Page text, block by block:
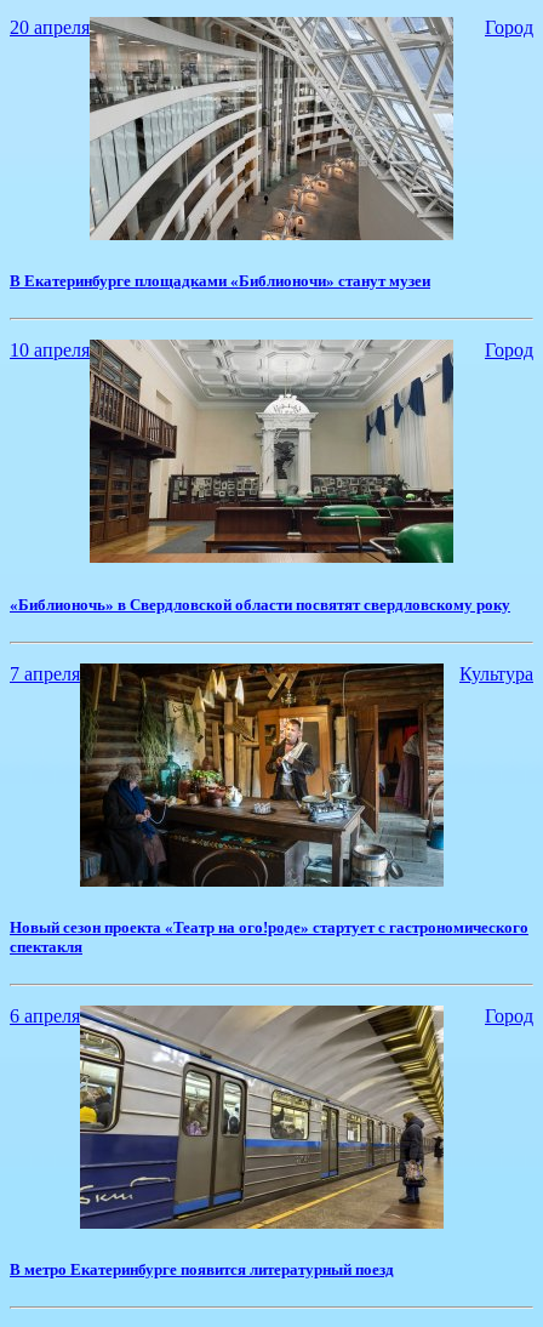
20 апреля Город
​В Екатеринбурге площадками «Библионочи» станут музеи
10 апреля Город
​«Библионочь» в Свердловской области посвятят свердловскому року
7 апреля Культура
​Новый сезон проекта «Театр на ого!роде» стартует с гастрономического
спектакля
6 апреля Город
​В метро Екатеринбурге появится литературный поезд